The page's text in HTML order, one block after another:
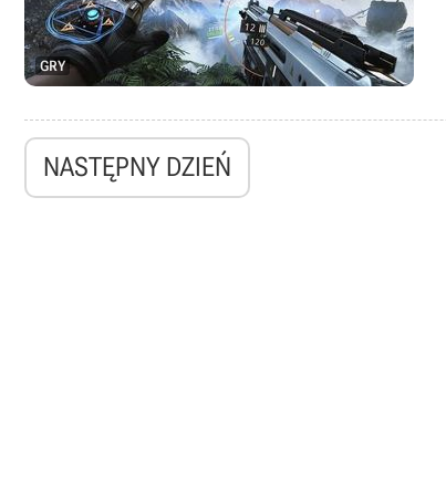
GRY
NASTĘPNY DZIEŃ